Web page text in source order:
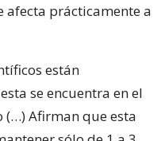
afecta prácticamente a
están
se encuentra en el
(…) Afirman que esta